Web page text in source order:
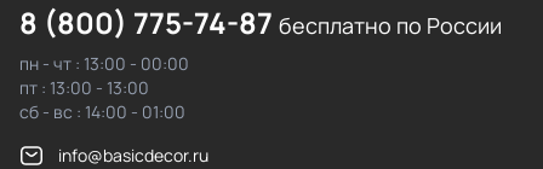
8 (800) 775-74-87 бесплатно по России
пн - чт : 13:00 - 00:00
пт : 13:00 - 13:00
сб - вс : 14:00 - 01:00
info@basicdecor.ru